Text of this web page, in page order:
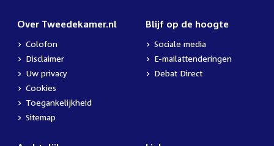
Over Tweedekamer.nl
Colofon
Disclaimer
Uw privacy
Cookies
Toegankelijkheid
Sitemap
Blijf op de hoogte
Sociale media
E-mailattenderingen
Debat Direct